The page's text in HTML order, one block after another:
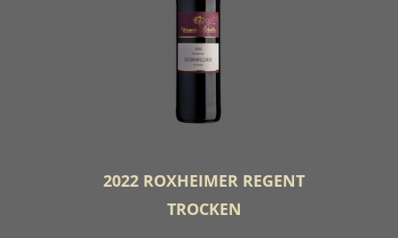
2022 ROXHEIMER REGENT
TROCKEN